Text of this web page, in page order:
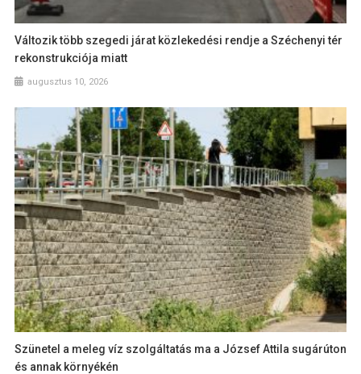
Változik több szegedi járat közlekedési rendje a Széchenyi tér
rekonstrukciója miatt
augusztus 10, 2026
Szünetel a meleg víz szolgáltatás ma a József Attila sugárúton
és annak környékén